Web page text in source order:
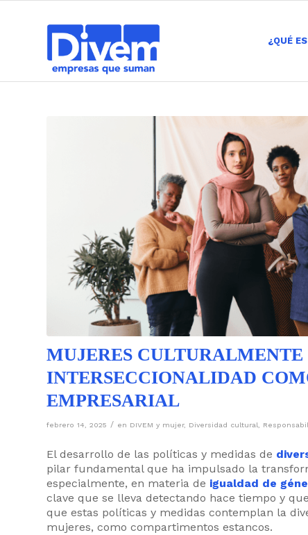
¿QUÉ
MUJERES
INTERSECCIONALIDAD
EMPRESARIAL
febrero 14, 2025 / en DIVEM y mujer, Diversidad cultural
El desarrollo de las políticas y medidas de
pilar fundamental que ha impulsado la
especialmente, en materia de igualdad de
clave que se lleva detectando hace tiempo y
que estas políticas y medidas contemplan la
mujeres, como compartimentos estancos.